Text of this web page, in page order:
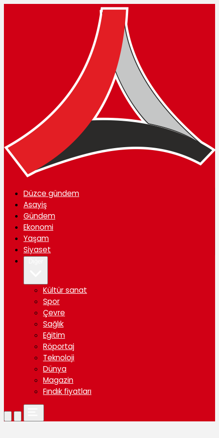
Düzce gündem
Asayiş
Gündem
Ekonomi
Yaşam
Siyaset
Kültür sanat
Spor
Çevre
Sağlık
Eğitim
Röportaj
Teknoloji
Dünya
Magazin
Fındık fiyatları